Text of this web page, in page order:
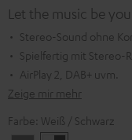
Let the music be
Stereo-Sound ohne
Spielfertig mit Stereo-
AirPlay 2, DAB+ uvm.
Zeige mir mehr
Farbe: Weiß / Schwarz